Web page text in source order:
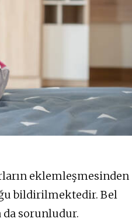
eklemleşmesinden
bildirilmektedir. Bel
da sorunludur.